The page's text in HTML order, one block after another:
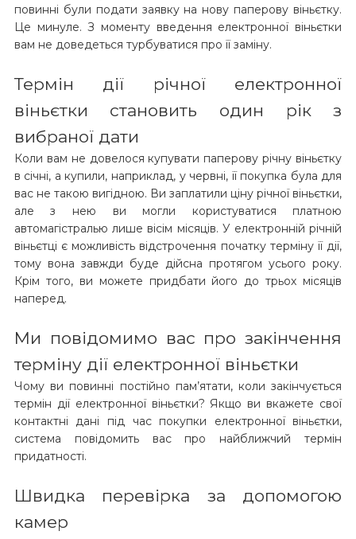
повинні були подати заявку на нову паперову віньєтку.
Це минуле. З моменту введення електронної віньєтки
вам не доведеться турбуватися про її заміну. ​​
Термін дії річної електронної
віньєтки становить один рік з
вибраної дати
Коли вам не довелося купувати паперову річну віньєтку
в січні, а купили, наприклад, у червні, її покупка була для
вас не такою вигідною. Ви заплатили ціну річної віньєтки,
але з нею ви могли користуватися платною
автомагістралью лише вісім місяців. У електронній річній
віньєтці є можливість відстрочення початку терміну її дії,
тому вона завжди буде дійсна протягом усього року.
Крім того, ви можете придбати його до трьох місяців
наперед.
Ми повідомимо вас про закінчення
терміну дії електронної віньєтки
Чому ви повинні постійно пам’ятати, коли закінчується
термін дії електронної віньєтки? Якщо ви вкажете свої
контактні дані під час покупки електронної віньєтки,
система повідомить вас про найближчий термін
придатності.
Швидка перевірка за допомогою
камер